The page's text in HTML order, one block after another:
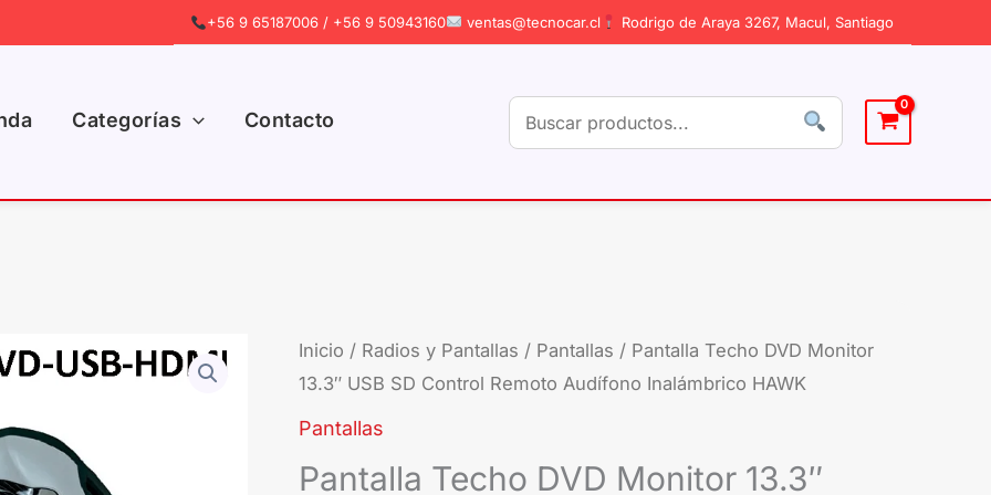
+56 9 65187006 / +56 9 50943160 ventas@tecnocar.cl Rodrigo de Araya 3267, Macul, Santiago
Categorías Contacto
Inicio / Radios y Pantallas / Pantallas / Pantalla Techo DVD Monitor
13.3″ USB SD Control Remoto Audífono Inalámbrico HAWK
Pantallas
Pantalla Techo DVD Monitor 13.3″
El
original
El
actual